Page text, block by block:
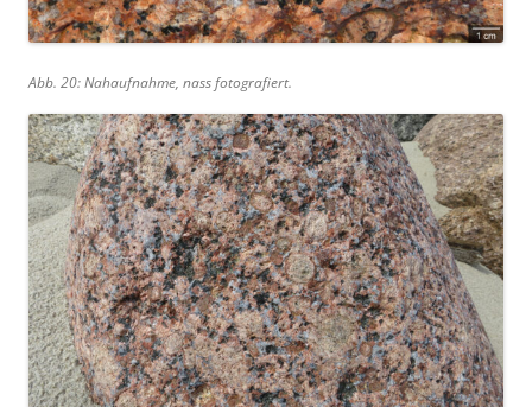
Abb. 20: Nahaufnahme, nass fotografiert.